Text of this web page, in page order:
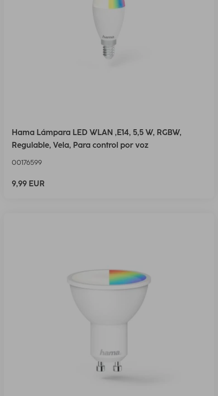
Hama Lámpara LED WLAN ,E14, 5,5 W, RGBW,
Regulable, Vela, Para control por voz
00176599
9,99 EUR